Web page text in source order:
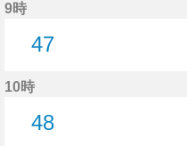
9時
47
10時
48